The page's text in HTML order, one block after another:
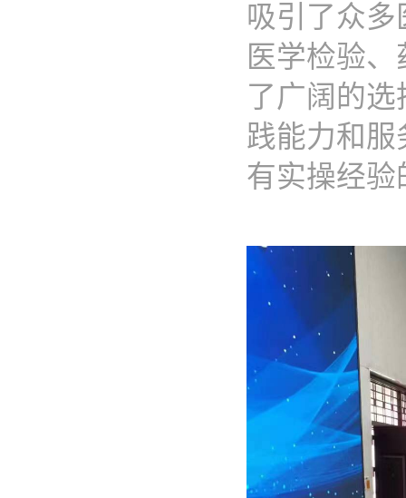
吸引了众
医学检验
了广阔的
践能力和
有实操经验